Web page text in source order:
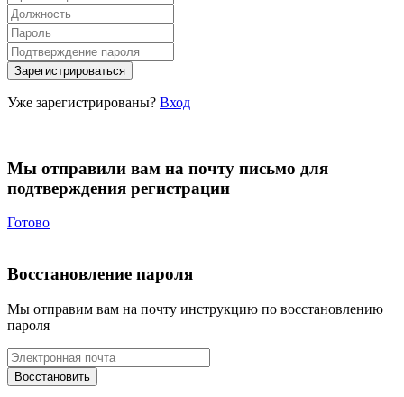
Уже зарегистрированы? Вход
Мы отправили вам на почту письмо для
подтверждения регистрации
Готово
Восстановление пароля
Мы отправим вам на почту инструкцию по восстановлению
пароля